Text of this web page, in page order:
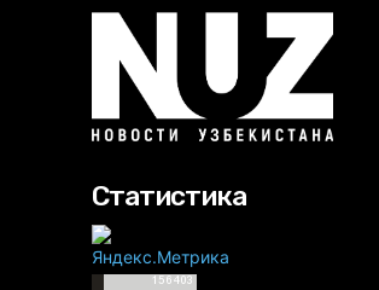
Статистика